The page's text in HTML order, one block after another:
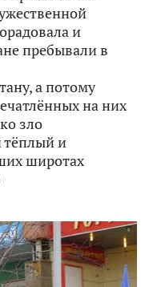
и
пребывали в
а потому
на них
зло
тёплый и
широтах